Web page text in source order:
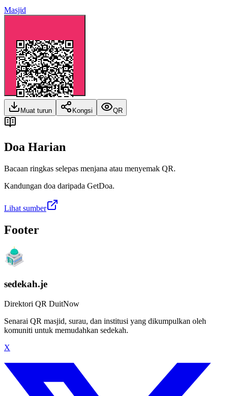
Masjid
Muat turun Kongsi QR
Doa Harian
Bacaan ringkas selepas menjana atau menyemak QR.
Kandungan doa daripada GetDoa.
Lihat sumber
Footer
sedekah.je
Direktori QR DuitNow
Senarai QR masjid, surau, dan institusi yang dikumpulkan oleh
komuniti untuk memudahkan sedekah.
X